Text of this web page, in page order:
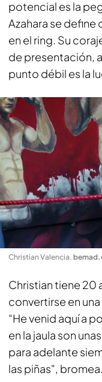
potencial es la
Azahara se
en el ring. Su
de presentación,
punto débil es la
Christian Valencia.
Christian tiene 20
convertirse en
“He venid aquí a
en la jaula son
para adelante
las piñas", bromea.